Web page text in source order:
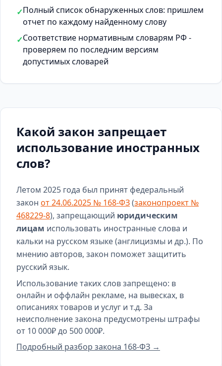
✓Полный список обнаруженных слов: пришлем
отчет по каждому найденному слову
✓Соответствие нормативным словарям РФ -
проверяем по последним версиям
допустимых словарей
Какой закон запрещает
использование иностранных
слов?
Летом 2025 года был принят федеральный
закон от 24.06.2025 № 168-ФЗ(законопроект №
468229-8), запрещающий юридическим
лицам использовать иностранные слова и
кальки на русском языке (англицизмы и др.). По
мнению авторов, закон поможет защитить
русский язык.
Использование таких слов запрещено: в
онлайн и оффлайн рекламе, на вывесках, в
описаниях товаров и услуг и т.д. За
неисполнение закона предусмотрены штрафы
от 10 000₽ до 500 000₽.
Подробный разбор закона 168-ФЗ →